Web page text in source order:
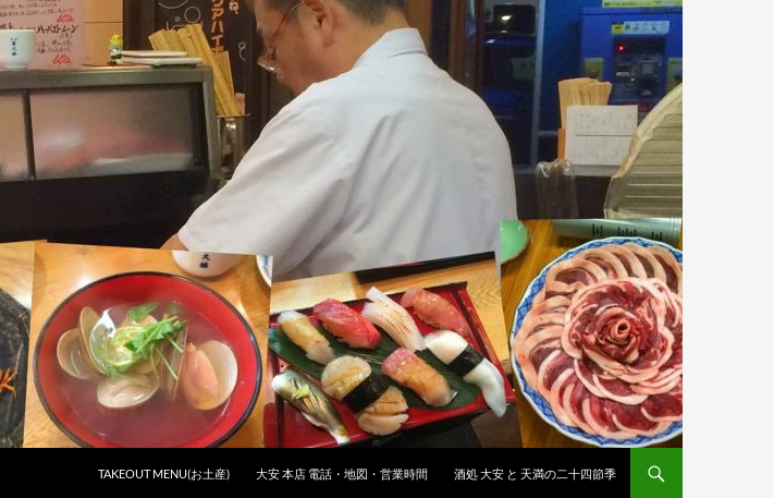
TAKEOUT MENU(お土産)
大安 本店 電話・地図・営業時間 酒処 大安 と 天満の二十四節季